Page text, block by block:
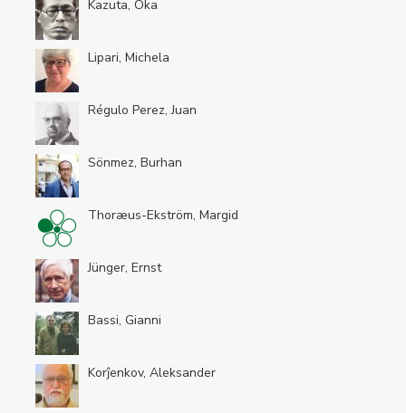
Kazuta, Oka
Lipari, Michela
Régulo Perez, Juan
Sönmez, Burhan
Thoræus-Ekström, Margid
Jünger, Ernst
Bassi, Gianni
Korĵenkov, Aleksander